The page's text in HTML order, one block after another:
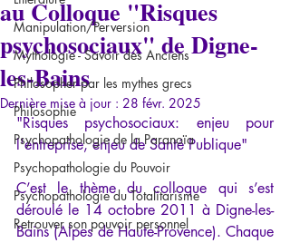
Manipulation/Perversion
Mythologie - Savoir des Anciens
Philosopher par les mythes grecs
Philosophie
Psychopathologie de la Paranoïa
Psychopathologie du Pouvoir
Psychopathologie du Totalitarisme
Retrouver son pouvoir personnel
au Colloque "Risques
psychosociaux" de Digne-
les-Bains
Dernière mise à jour : 28 févr. 2025
"Risques psychosociaux: enjeu pour
l'entreprise, enjeu de Santé Publique"
C’est le thème du colloque qui s’est
déroulé le 14 octobre 2011 à Digne-les-
Bains (Alpes de Haute-Provence). Chaque